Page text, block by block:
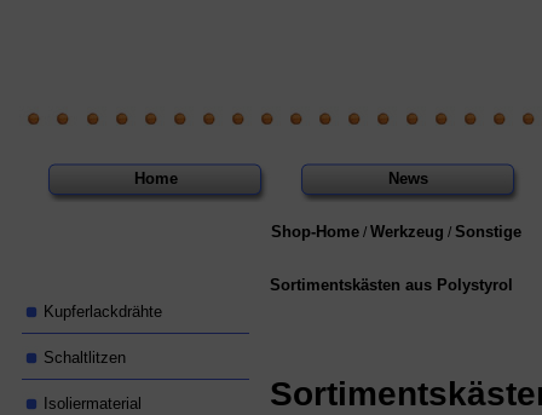
Home News
Kupferlackdrähte
Schaltlitzen
Isoliermaterial
Shop-Home / Werkzeug / Sonstige
Sortimentskästen aus Polystyrol